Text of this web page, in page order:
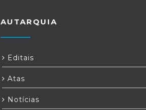
AUTARQUIA
Editais
Atas
Notícias